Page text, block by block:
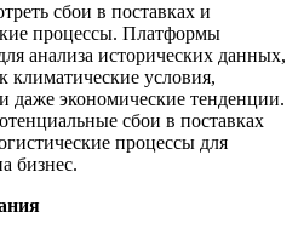
сбои в поставках и
процессы. Платформы
анализа исторических данных,
климатические условия,
даже экономические тенденции.
сбои в поставках
процессы для
бизнес.